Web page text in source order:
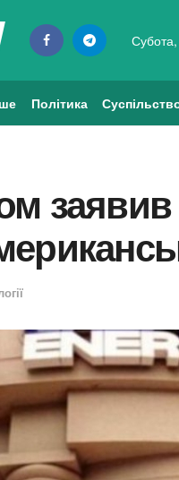
Політика
заявив